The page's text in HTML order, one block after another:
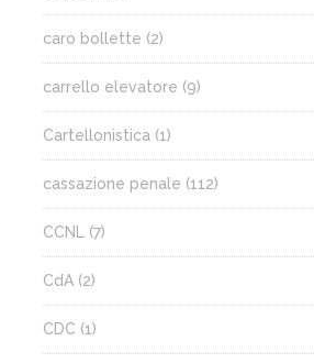
caro bollette (2)
carrello elevatore (9)
Cartellonistica (1)
cassazione penale (112)
CCNL (7)
CdA (2)
CDC (1)